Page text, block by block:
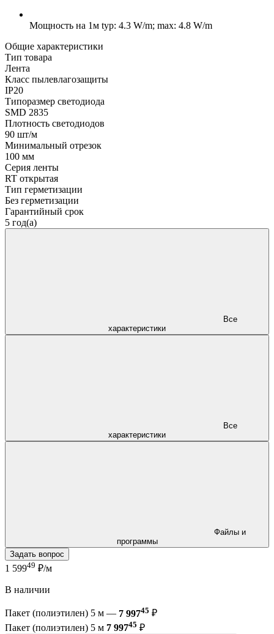
Мощность на 1м typ: 4.3 W/m; max: 4.8 W/m
Общие характеристики
Тип товара
Лента
Класс пылевлагозащиты
IP20
Типоразмер светодиода
SMD 2835
Плотность светодиодов
90 шт/м
Минимальный отрезок
100 мм
Серия ленты
RT открытая
Тип герметизации
Без герметизации
Гарантийный срок
5 год(а)
характеристики
характеристики
программы
Задать вопрос
1 59949 ₽/м
В наличии
Пакет (полиэтилен) 5 м — 7 99745 ₽
Пакет (полиэтилен) 5 м 7 99745 ₽